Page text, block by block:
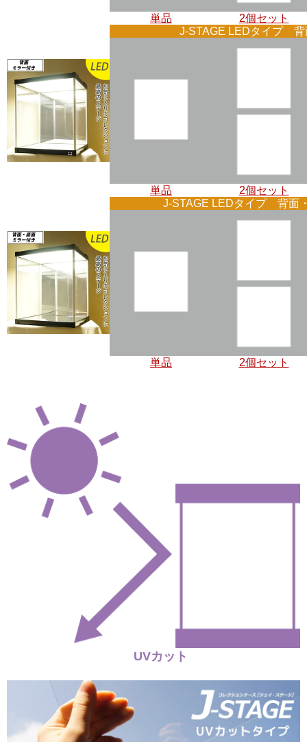
単品
2個セット
J-STAGE LEDタイプ 背
単品
2個セット
J-STAGE LEDタイプ 背面
単品 2個セット
UVカット